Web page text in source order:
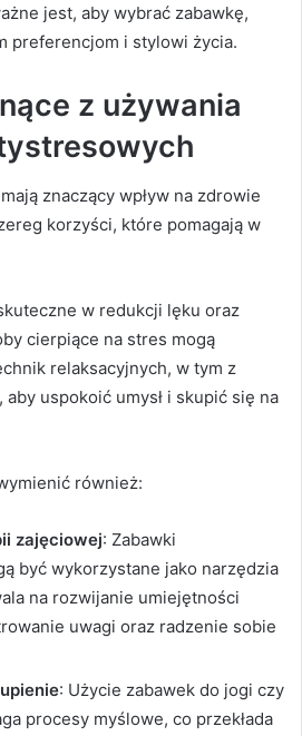
jest, aby wybrać zabawkę,
preferencjom i stylowi życia.
z używania
znaczący wpływ na zdrowie
korzyści, które pomagają w
w redukcji lęku oraz
cierpiące na stres mogą
relaksacyjnych, w tym z
aby uspokoić umysł i skupić się na
również:
zajęciowej: Zabawki
być wykorzystane jako narzędzia
na rozwijanie umiejętności
uwagi oraz radzenie sobie
: Użycie zabawek do jogi czy
procesy myślowe, co przekłada